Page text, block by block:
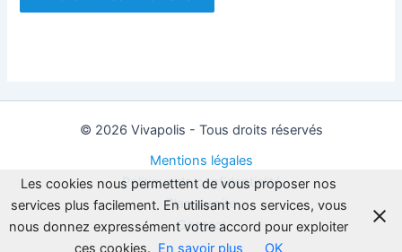
© 2026 Vivapolis - Tous droits réservés
Mentions légales
Politique de confidentialité
Plan du site
Contact
Les cookies nous permettent de vous proposer nos
services plus facilement. En utilisant nos services, vous
nous donnez expressément votre accord pour exploiter
ces cookies. En savoir plus OK